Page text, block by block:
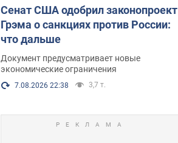
Сенат США одобрил законопроект
Грэма о санкциях против России:
что дальше
Документ предусматривает новые
экономические ограничения
7.08.2026 22:38 3,7 т.